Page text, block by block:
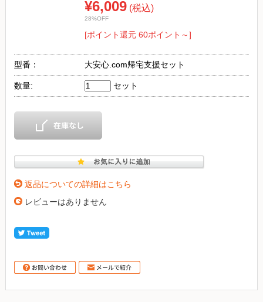
¥6,009 (税込)
28%OFF
[ポイント還元 60ポイント～]
型番： 大安心.com帰宅支援セット
数量: セット
返品についての詳細はこちら
レビューはありません